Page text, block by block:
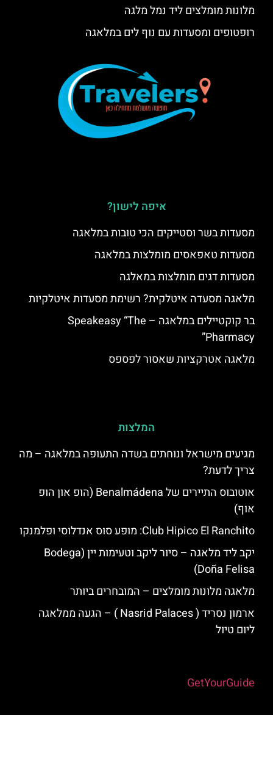
מלונות מומלצים ליד נמל מלגה
רופטופים ומסעדות עם נוף לים במלאגה
איפה לישון?
מסעדות בשר וסטייקים הכי טובות במלאגה
מסעדות טאפאסים מומלצות במלאגה
מסעדות דגים מומלצות במאלגה
מלאגה מסעדה איטלקית? רשימת מסעדות איטלקיות
בר קוקטיילים במלאגה – Speakeasy “The
Pharmacy”
מלאגה אטרקציות שאסור לפספס
המלצות
מגיעים מישראל ונוחתים בשדה התעופה במלאגה – מה
צריך לדעת?
אוטובוס התיירים של Benalmádena (הופ און הופ
אוף)
Club Hipico El Ranchito: מופע סוס אנדלוסי ופלמנקו
יקב ליד מלאגה – סיור ליקב וטעימות יין (Bodega
Doña Felisa)
מלאגה מלונות מומלצים – המובחרים ביותר
ארמון נסריד ( Nasrid Palaces ) – הגעה ממלאגה
ליום טיול
GetYourGuide